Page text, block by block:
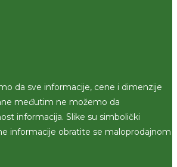
da sve informacije, cene i dimenzije
međutim ne možemo da
informacija. Slike su simbolički
informacije obratite se maloprodajnom